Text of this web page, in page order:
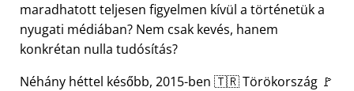
maradhatott teljesen figyelmen kívül a történetük a
nyugati médiában? Nem csak kevés, hanem
konkrétan nulla tudósítás?
Néhány héttel később, 2015-ben 🇹🇷 Törökország 🚩